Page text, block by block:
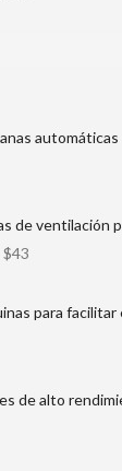
de ventilación
$43
para
de alto